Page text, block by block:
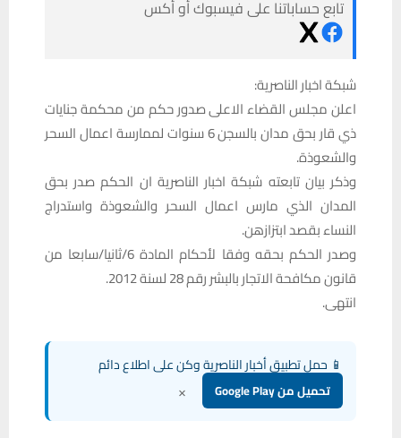
تابع حساباتنا على فيسبوك أو أكس
شبكة اخبار الناصرية:
اعلن مجلس القضاء الاعلى صدور حكم من محكمة جنايات
ذي قار بحق مدان بالسجن 6 سنوات لممارسة اعمال السحر
والشعوذة.
وذكر بيان تابعته شبكة اخبار الناصرية ان الحكم صدر بحق
المدان الذي مارس اعمال السحر والشعوذة واستدراج
النساء بقصد ابتزازهن.
وصدر الحكم بحقه وفقا لأحكام المادة 6/ثانيا/سابعا من
قانون مكافحة الاتجار بالبشر رقم 28 لسنة 2012.
انتهى.
📱 حمل تطبيق أخبار الناصرية وكن على اطلاع دائم
تحميل من Google Play ×